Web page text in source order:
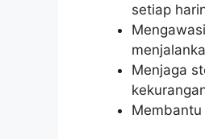
setiap
Menjaga